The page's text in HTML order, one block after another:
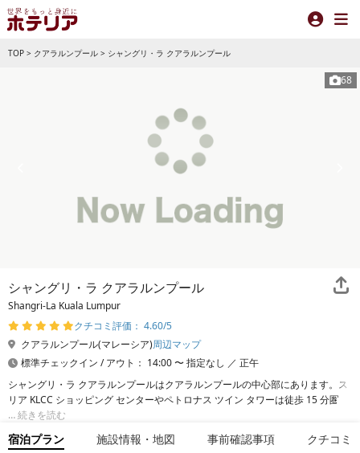
TOP > クアラルンプール > シャングリ・ラ クアラルンプール
68
シャングリ・ラ クアラルンプール
Shangri-La Kuala Lumpur
クチコミ評価： 4.60/5
クアラルンプール(マレーシア)周辺マップ
標準チェックイン / アウト： 14:00 〜 指定なし ／ 正午
シャングリ・ラ クアラルンプールはクアラルンプールの中心部にあります。ス
リア KLCC ショッピング センターやペトロナス ツイン タワーは徒歩 15 分圏内
です。 このファミリー向けホテルは、パビリオン クアラルンプールまで 1.2
km、クアラルンプール コンベンション センターまで 0.9 km です。
続きを読む
宿泊プラン 施設情報・地図 事前確認事項 クチコミ